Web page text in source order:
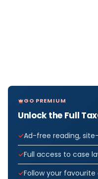
GO PREMIUM
Unlock the Full
Ad-free reading,
Full access to case
Follow your